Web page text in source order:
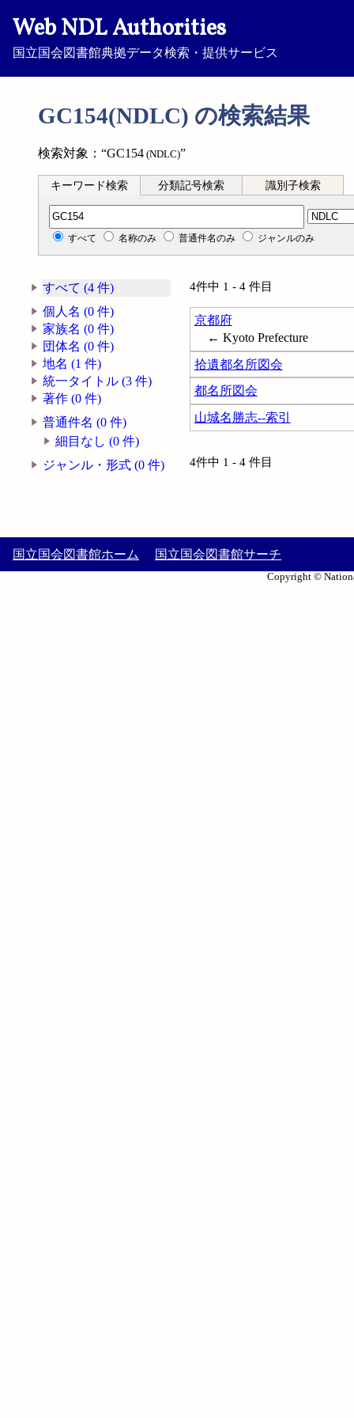
Web NDL Authorities
国立国会図書館典拠データ検索・提供サービス
GC154(NDLC) の検索結果
検索対象：“GC154 (NDLC)”
キーワード検索 分類記号検索 識別子検索
分類記号検索
すべて 名称のみ 普通件名のみ ジャンルのみ
すべて (4 件)
個人名 (0 件)
家族名 (0 件)
団体名 (0 件)
地名 (1 件)
統一タイトル (3 件)
著作 (0 件)
普通件名 (0 件)
細目なし (0 件)
ジャンル・形式 (0 件)
4件中 1 - 4 件目
京都府
← Kyoto Prefecture
拾遺都名所図会
都名所図会
山城名勝志--索引
4件中 1 - 4 件目
国立国会図書館ホーム 国立国会図書館サーチ
Copyright ©